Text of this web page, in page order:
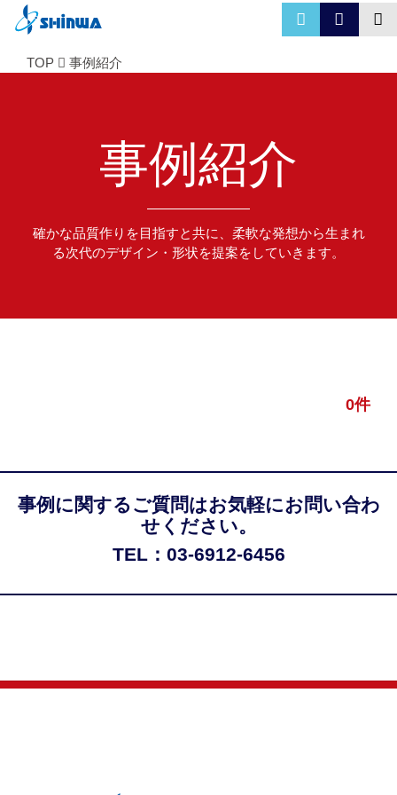
TOP 事例紹介
事例紹介
確かな品質作りを目指すと共に、柔軟な発想から生まれ
る次代のデザイン・形状を提案をしていきます。
0件
事例に関するご質問はお気軽にお問い合わ
せください。
TEL：03-6912-6456